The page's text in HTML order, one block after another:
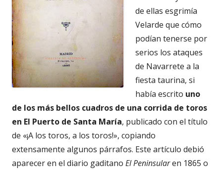
de ellas esgrimía
Velarde que cómo
podían tenerse por
serios los ataques
de Navarrete a la
fiesta taurina, si
había escrito uno
de los más bellos cuadros de una corrida de toros
en El Puerto de Santa María, publicado con el título
de «¡A los toros, a los toros!», copiando
extensamente algunos párrafos. Este artículo debió
aparecer en el diario gaditano El Peninsularen 1865 o